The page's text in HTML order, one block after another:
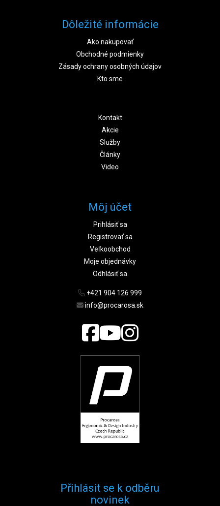
Dôležité informácie
Ako nakupovať
Obchodné podmienky
Zásady ochrany osobných údajov
Kto sme
Kontakt
Akcie
Služby
Články
Video
Môj účet
Prihlásiť sa
Registrovať sa
Veľkoobchod
Moje objednávky
Odhlásiť sa
+421 904 126 999
info@procarosa.sk
Přihlásit se k odběru
novinek